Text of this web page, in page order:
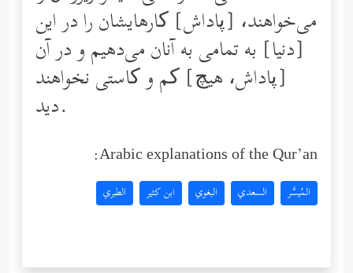
می‌خواهند، [پاداش] کارهایشان را در این
[دنیا] به تمامی به آنان می‌دهیم و در آن
[پاداش، هیچ] کم و کاستی نخواهند
دید.
Arabic explanations of the Qur’an:
المُيسَّر السعدي البغوي ابن كثير الطبري